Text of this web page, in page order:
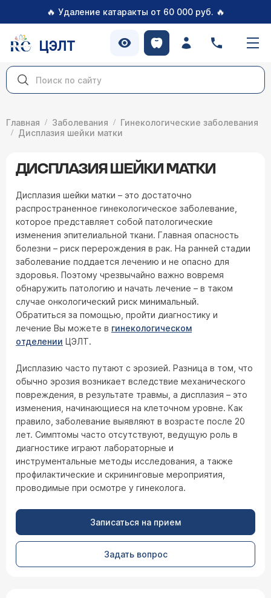
🔥 Удаление катаракты от 60 000 руб. 🔥
ЦЭЛТ
Главная Заболевания
Гинекологические заболевания
Дисплазия шейки матки
ДИСПЛАЗИЯ ШЕЙКИ МАТКИ
Дисплазия шейки матки – это достаточно
распространенное гинекологическое заболевание,
которое представляет собой патологические
изменения эпителиальной ткани. Главная опасность
болезни – риск перерождения в рак. На ранней стадии
заболевание поддается лечению и не опасно для
здоровья. Поэтому чрезвычайно важно вовремя
обнаружить патологию и начать лечение – в таком
случае онкологический риск минимальный.
Обратиться за помощью, пройти диагностику и
лечение Вы можете в гинекологическом
отделении ЦЭЛТ.
Дисплазию часто путают с эрозией. Разница в том, что
обычно эрозия возникает вследствие механического
повреждения, в результате травмы, а дисплазия – это
изменения, начинающиеся на клеточном уровне. Как
правило, заболевание выявляют в возрасте после 20
лет. Симптомы часто отсутствуют, ведущую роль в
диагностике играют лабораторные и
инструментальные методы исследования, а также
профилактические и скрининговые мероприятия,
проводимые при осмотре у гинеколога.
Записаться на прием
Задать вопрос